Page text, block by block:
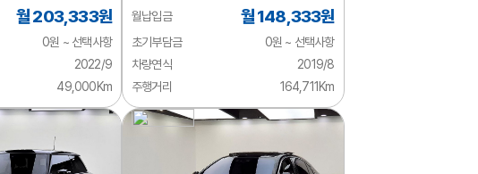
월 203,333원
0원 ~ 선택사항
2022/9
49,000Km
월납입금 월 148,333원
초기부담금
0원 ~ 선택사항
차량연식
2019/8
주행거리
164,711Km